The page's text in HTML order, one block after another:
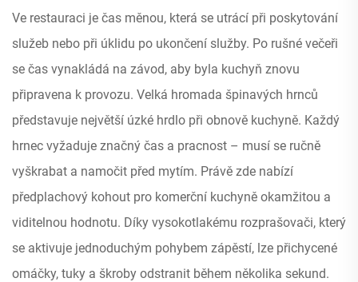
Ve restauraci je čas měnou, která se utrácí při poskytování
služeb nebo při úklidu po ukončení služby. Po rušné večeři
se čas vynakládá na závod, aby byla kuchyň znovu
připravena k provozu. Velká hromada špinavých hrnců
představuje největší úzké hrdlo při obnově kuchyně. Každý
hrnec vyžaduje značný čas a pracnost – musí se ručně
vyškrabat a namočit před mytím. Právě zde nabízí
předplachový kohout pro komerční kuchyně okamžitou a
viditelnou hodnotu. Díky vysokotlakému rozprašovači, který
se aktivuje jednoduchým pohybem zápěstí, lze přichycené
omáčky, tuky a škroby odstranit během několika sekund.